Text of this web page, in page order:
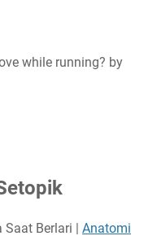
while running? by
Berlari | Anatomi